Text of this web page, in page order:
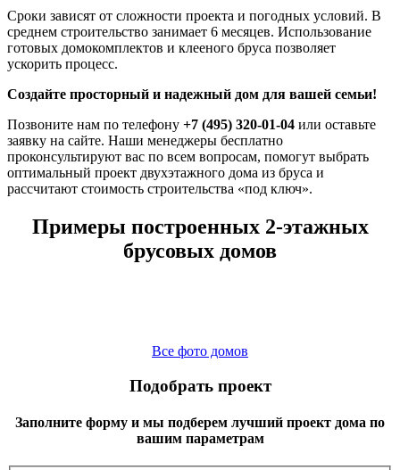
Сроки зависят от сложности проекта и погодных условий. В
среднем строительство занимает 6 месяцев. Использование
готовых домокомплектов и клееного бруса позволяет
ускорить процесс.
Создайте просторный и надежный дом для вашей семьи!
Позвоните нам по телефону +7 (495) 320-01-04 или оставьте
заявку на сайте. Наши менеджеры бесплатно
проконсультируют вас по всем вопросам, помогут выбрать
оптимальный проект двухэтажного дома из бруса и
рассчитают стоимость строительства «под ключ».
Примеры построенных 2-этажных
брусовых домов
Все фото домов
Подобрать проект
Заполните форму и мы подберем лучший проект дома по
вашим параметрам